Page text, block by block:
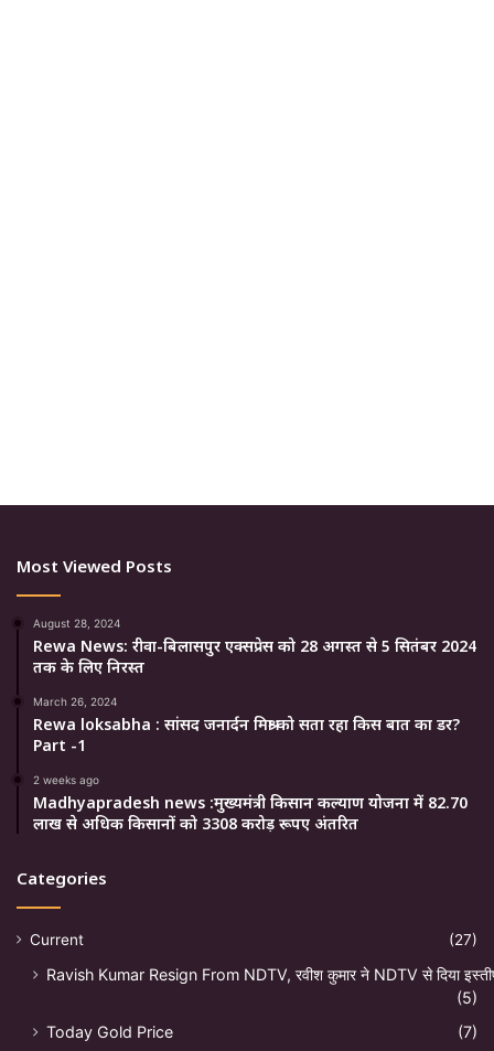
Most Viewed Posts
August 28, 2024
Rewa News: रीवा-बिलासपुर एक्सप्रेस को 28 अगस्त से 5 सितंबर 2024
तक के लिए निरस्त
March 26, 2024
Rewa loksabha : सांसद जनार्दन मिश्रा को सता रहा किस बात का डर?
Part -1
2 weeks ago
Madhyapradesh news :मुख्यमंत्री किसान कल्याण योजना में 82.70
लाख से अधिक किसानों को 3308 करोड़ रूपए अंतरित
Categories
Current (27)
Ravish Kumar Resign From NDTV, रवीश कुमार ने NDTV से दिया
(5)
Today Gold Price
(7)